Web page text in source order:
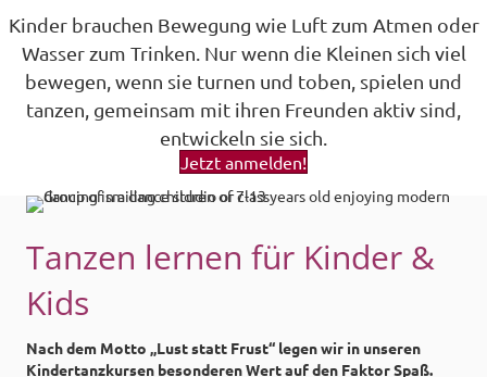
Kinder brauchen Bewegung wie Luft zum Atmen oder
Wasser zum Trinken. Nur wenn die Kleinen sich viel
bewegen, wenn sie turnen und toben, spielen und
tanzen, gemeinsam mit ihren Freunden aktiv sind,
entwickeln sie sich.
Jetzt anmelden!
Tanzen lernen für Kinder &
Kids
Nach dem Motto „Lust statt Frust“ legen wir in unseren
Kindertanzkursen besonderen Wert auf den Faktor Spaß.